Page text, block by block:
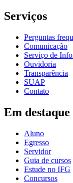
Serviços
Perguntas
Comunicação
Serviço de
Ouvidoria
Transparência
SUAP
Contato
Em destaque
Aluno
Egresso
Servidor
Guia de cursos
Estude no IFG
Concursos